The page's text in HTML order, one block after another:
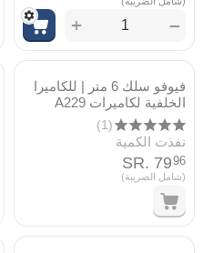
+ −
فيوفو سلك 6 متر | للكاميرا
الخلفية لكاميرات A229
(1)
نفذت الكمية
SR. 7996
(شامل الضريبة)